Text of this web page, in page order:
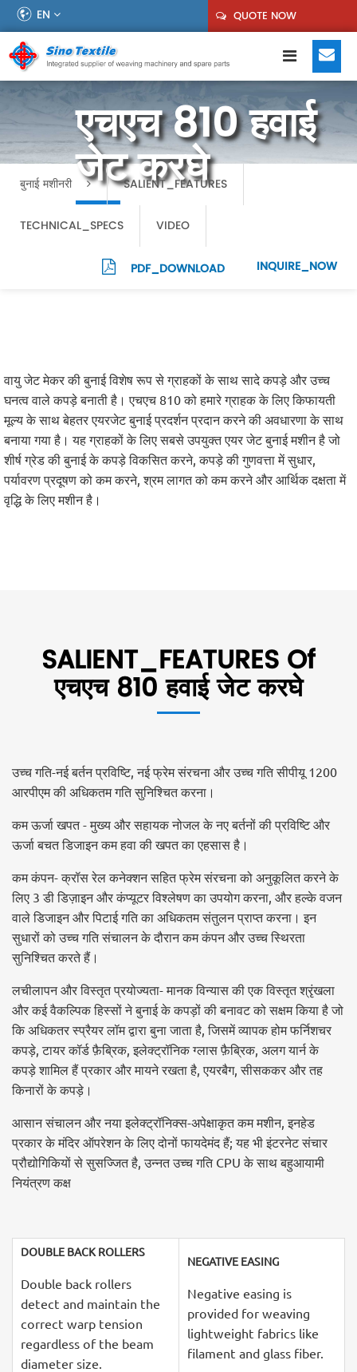
EN QUOTE NOW
एचएच 810 हवाई
जेट करघे
बुनाई मशीनरी SALIENT_FEATURES
TECHNICAL_SPECS VIDEO
PDF_DOWNLOAD INQUIRE_NOW
वायु जेट मेकर की बुनाई विशेष रूप से ग्राहकों के साथ सादे कपड़े और उच्च
घनत्व वाले कपड़े बनाती है। एचएच 810 को हमारे ग्राहक के लिए किफायती
मूल्य के साथ बेहतर एयरजेट बुनाई प्रदर्शन प्रदान करने की अवधारणा के साथ
बनाया गया है। यह ग्राहकों के लिए सबसे उपयुक्त एयर जेट बुनाई मशीन है जो
शीर्ष ग्रेड की बुनाई के कपड़े विकसित करने, कपड़े की गुणवत्ता में सुधार,
पर्यावरण प्रदूषण को कम करने, श्रम लागत को कम करने और आर्थिक दक्षता में
वृद्धि के लिए मशीन है।
SALIENT_FEATURES Of
एचएच 810 हवाई जेट करघे
उच्च गति-नई बर्तन प्रविष्टि, नई फ्रेम संरचना और उच्च गति सीपीयू 1200
आरपीएम की अधिकतम गति सुनिश्चित करना।
कम ऊर्जा खपत - मुख्य और सहायक नोजल के नए बर्तनों की प्रविष्टि और
ऊर्जा बचत डिजाइन कम हवा की खपत का एहसास है।
कम कंपन- क्रॉस रेल कनेक्शन सहित फ्रेम संरचना को अनुकूलित करने के
लिए 3 डी डिज़ाइन और कंप्यूटर विश्लेषण का उपयोग करना, और हल्के वजन
वाले डिजाइन और पिटाई गति का अधिकतम संतुलन प्राप्त करना। इन
सुधारों को उच्च गति संचालन के दौरान कम कंपन और उच्च स्थिरता
सुनिश्चित करते हैं।
लचीलापन और विस्तृत प्रयोज्यता- मानक विन्यास की एक विस्तृत श्रृंखला
और कई वैकल्पिक हिस्सों ने बुनाई के कपड़ों की बनावट को सक्षम किया है जो
कि अधिकतर स्प्रैयर लॉम द्वारा बुना जाता है, जिसमें व्यापक होम फर्निशचर
कपड़े, टायर कॉर्ड फ़ैब्रिक, इलेक्ट्रॉनिक ग्लास फ़ैब्रिक, अलग यार्न के
कपड़े शामिल हैं प्रकार और मायने रखता है, एयरबैग, सीसककर और तह
किनारों के कपड़े।
आसान संचालन और नया इलेक्ट्रॉनिक्स-अपेक्षाकृत कम मशीन, इनहेड
प्रकार के मंदिर ऑपरेशन के लिए दोनों फायदेमंद हैं; यह भी इंटरनेट संचार
प्रौद्योगिकियों से सुसज्जित है, उन्नत उच्च गति CPU के साथ बहुआयामी
नियंत्रण कक्ष
DOUBLE BACK ROLLERS
Double back rollers
detect and maintain the
correct warp tension
regardless of the beam
diameter size.
NEGATIVE EASING
Negative easing is
provided for weaving
lightweight fabrics like
filament and glass fiber.